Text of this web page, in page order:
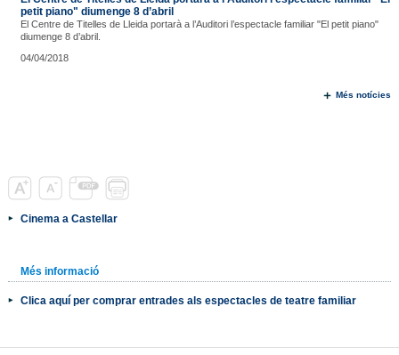
petit piano" diumenge 8 d’abril
El Centre de Titelles de Lleida portarà a l’Auditori l’espectacle familiar "El petit piano"
diumenge 8 d’abril.
04/04/2018
Més notícies
Cinema a Castellar
Més informació
Clica aquí per comprar entrades als espectacles de teatre familiar